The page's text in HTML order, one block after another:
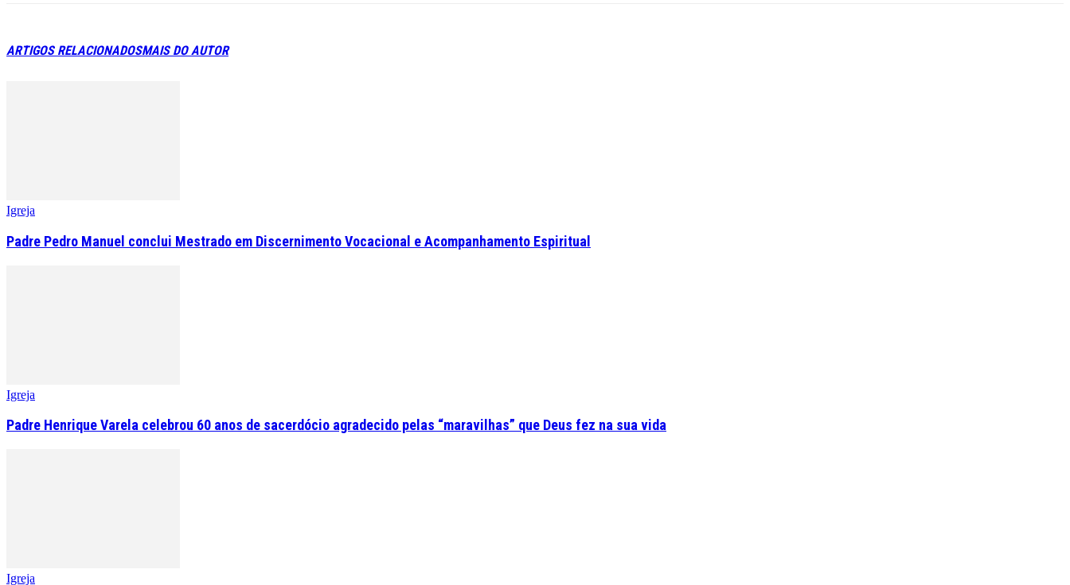
ARTIGOS RELACIONADOSMAIS DO AUTOR
Igreja
Padre Pedro Manuel conclui Mestrado em Discernimento Vocacional e Acompanhamento Espiritual
Igreja
Padre Henrique Varela celebrou 60 anos de sacerdócio agradecido pelas “maravilhas” que Deus fez na sua vida
Igreja